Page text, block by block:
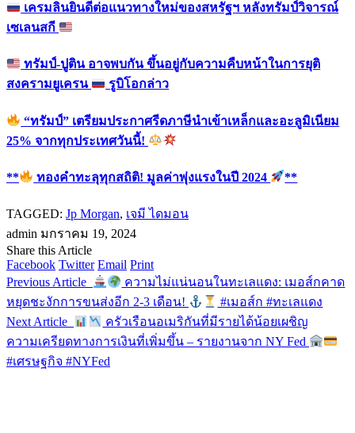
เครมลินยินดีต่อแนวทางใหม่ของสหรัฐฯ หลังทรัมป์วิจารณ์
เซเลนสกี
ทรัมป์-ปูติน อาจพบกัน ขึ้นอยู่กับความคืบหน้าในการยุติ
สงครามยูเครน
รูบิโอกล่าว
“ทรัมป์” เตรียมประกาศรีดภาษีนำเข้าเหล็กและอะลูมิเนียม
25% จากทุกประเทศวันนี้!
** ทองคำทะลุทุกสถิติ! มูลค่าพุ่งแรงในปี 2024 **
TAGGED: Jp Morgan, เจมี ไดมอน
admin มกราคม 19, 2024
Share this Article
Facebook Twitter Email Print
Previous Article
ความไม่แน่นอนในทะเลแดง: เมอส์กคาด
หยุดชะงักการขนส่งอีก 2-3 เดือน!
#เมอส์ก #ทะเลแดง
Next Article
ครัวเรือนอเมริกันที่มีรายได้น้อยเผชิญ
ความเครียดทางการเงินที่เพิ่มขึ้น – รายงานจาก NY Fed
#เศรษฐกิจ #NYFed